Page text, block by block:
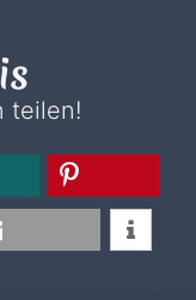
teilen!